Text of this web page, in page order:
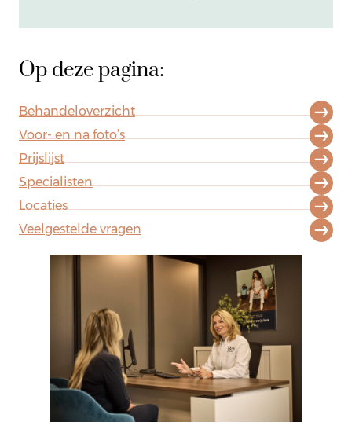
Op deze pagina:
Behandeloverzicht
Voor- en na foto’s
Prijslijst
Specialisten
Locaties
Veelgestelde vragen